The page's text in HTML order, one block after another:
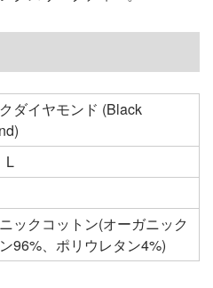
ダイヤモンド (Black
L
ックコットン(オーガニック
96%、ポリウレタン4%)